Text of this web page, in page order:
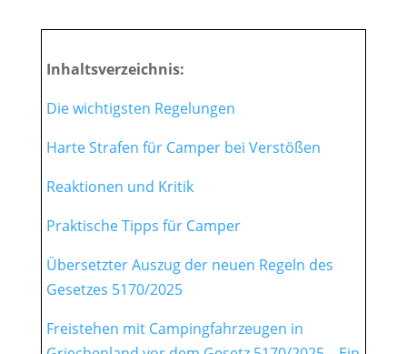
Inhaltsverzeichnis:
Die wichtigsten Regelungen
Harte Strafen für Camper bei Verstößen
Reaktionen und Kritik
Praktische Tipps für Camper
Übersetzter Auszug der neuen Regeln des
Gesetzes 5170/2025
Freistehen mit Campingfahrzeugen in